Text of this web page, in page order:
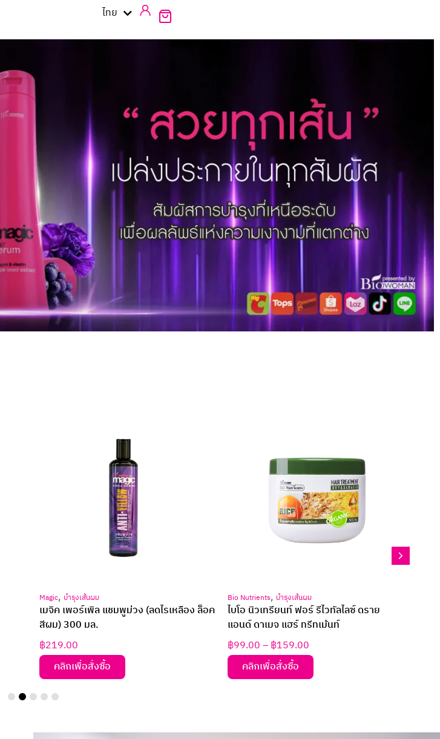
ไทย
English
Magic, บำรุงเส้นผม
เมจิค เพอร์เพิล แชมพูม่วง (ลดไรเหลือง ล็อค
สีผม) 300 มล.
฿219.00
คลิกเพื่อสั่งซื้อ
Bio Nutrients, บำรุงเส้นผม
ไบโอ นิวเทรียนท์ ฟอร์ รีไวทัลไลซ์ ดราย
แอนด์ ดาเมจ แฮร์ ทรีทเม้นท์
฿99.00–฿159.00
คลิกเพื่อสั่งซื้อ